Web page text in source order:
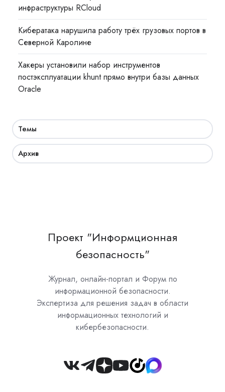
инфраструктуры RCloud
Кибератака нарушила работу трёх грузовых портов в
Северной Каролине
Хакеры установили набор инструментов
постэксплуатации khunt прямо внутри базы данных
Oracle
Темы
Архив
Проект "Информционная
безопасность"
Журнал, онлайн-портал и Форум по
информационной безопасности.
Экспертиза для решения задач в области
информационных технологий и
кибербезопасности.
Join